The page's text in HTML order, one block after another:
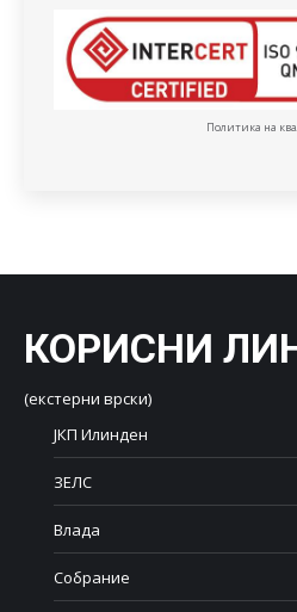
Политика на
КОРИСНИ
(екстерни врски)
ЈКП Илинден
ЗЕЛС
Влада
Собрание